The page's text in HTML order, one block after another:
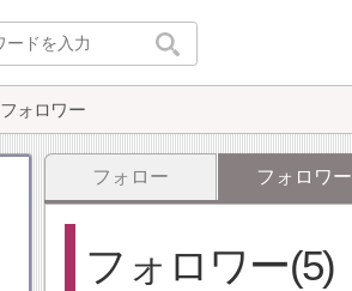
フォロワー
フォロー フォロワー
フォロワー(5)